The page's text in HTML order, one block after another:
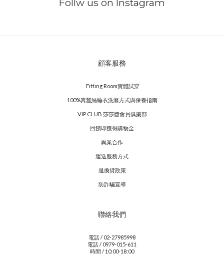
Follw us on Instagram
顧客服務
Fitting Room實體試穿
100%真蠶絲睡衣洗滌方式與保養指南
VIP CLUB 莎莎醬會員俱樂部
回饋即獲得購物金
異業合作
運送服務方式
退換貨政策
防詐騙宣導
聯絡我們
電話 / 02-27985998
電話 / 0979-015-611
時間 / 10:00-18:00